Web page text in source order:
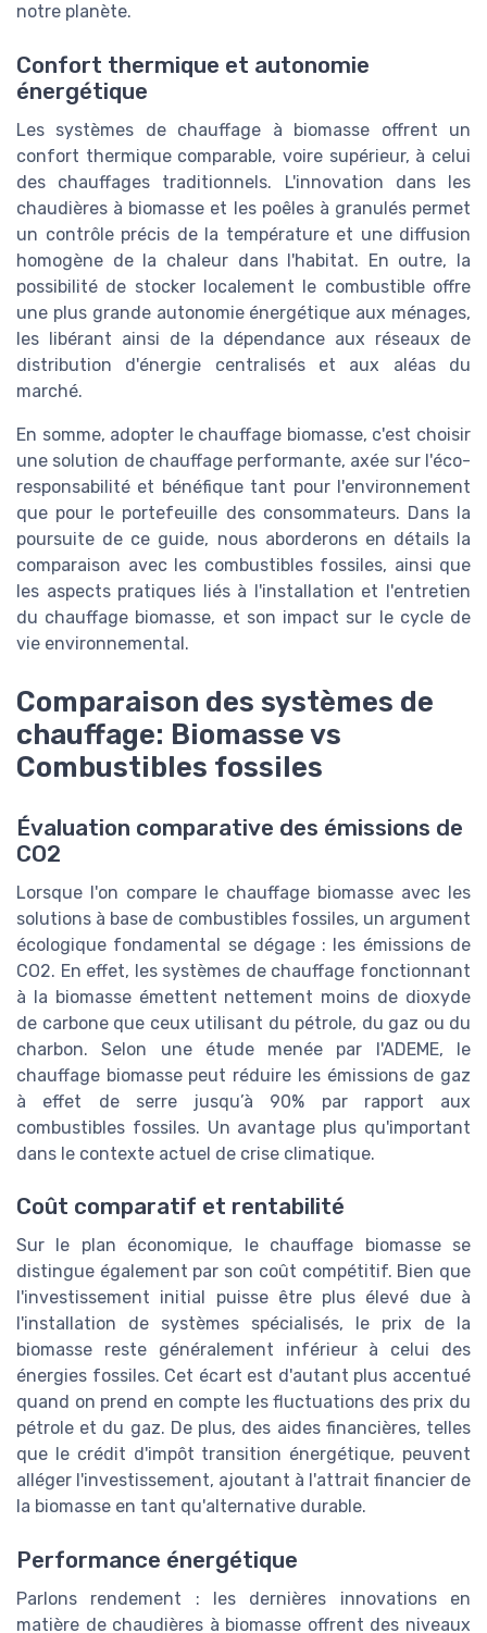
notre planète.
Confort thermique et autonomie
énergétique
Les systèmes de chauffage à biomasse offrent un
confort thermique comparable, voire supérieur, à celui
des chauffages traditionnels. L'innovation dans les
chaudières à biomasse et les poêles à granulés permet
un contrôle précis de la température et une diffusion
homogène de la chaleur dans l'habitat. En outre, la
possibilité de stocker localement le combustible offre
une plus grande autonomie énergétique aux ménages,
les libérant ainsi de la dépendance aux réseaux de
distribution d'énergie centralisés et aux aléas du
marché.
En somme, adopter le chauffage biomasse, c'est choisir
une solution de chauffage performante, axée sur l'éco-
responsabilité et bénéfique tant pour l'environnement
que pour le portefeuille des consommateurs. Dans la
poursuite de ce guide, nous aborderons en détails la
comparaison avec les combustibles fossiles, ainsi que
les aspects pratiques liés à l'installation et l'entretien
du chauffage biomasse, et son impact sur le cycle de
vie environnemental.
Comparaison des systèmes de
chauffage: Biomasse vs
Combustibles fossiles
Évaluation comparative des émissions de
CO2
Lorsque l'on compare le chauffage biomasse avec les
solutions à base de combustibles fossiles, un argument
écologique fondamental se dégage : les émissions de
CO2. En effet, les systèmes de chauffage fonctionnant
à la biomasse émettent nettement moins de dioxyde
de carbone que ceux utilisant du pétrole, du gaz ou du
charbon. Selon une étude menée par l'ADEME, le
chauffage biomasse peut réduire les émissions de gaz
à effet de serre jusqu’à 90% par rapport aux
combustibles fossiles. Un avantage plus qu'important
dans le contexte actuel de crise climatique.
Coût comparatif et rentabilité
Sur le plan économique, le chauffage biomasse se
distingue également par son coût compétitif. Bien que
l'investissement initial puisse être plus élevé due à
l'installation de systèmes spécialisés, le prix de la
biomasse reste généralement inférieur à celui des
énergies fossiles. Cet écart est d'autant plus accentué
quand on prend en compte les fluctuations des prix du
pétrole et du gaz. De plus, des aides financières, telles
que le crédit d'impôt transition énergétique, peuvent
alléger l'investissement, ajoutant à l'attrait financier de
la biomasse en tant qu'alternative durable.
Performance énergétique
Parlons rendement : les dernières innovations en
matière de chaudières à biomasse offrent des niveaux